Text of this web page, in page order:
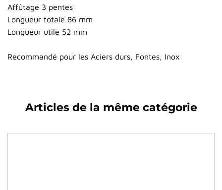
Affûtage 3 pentes
Longueur totale 86 mm
Longueur utile 52 mm
Recommandé pour les Aciers durs, Fontes, Inox
Articles de la même catégorie